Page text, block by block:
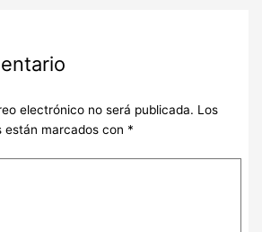
electrónico no será publicada. Los
están marcados con *